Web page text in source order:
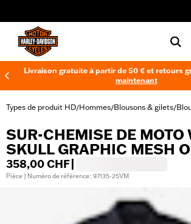
Livraison gratuite à partir de 50 € et retours
maintenant
Types de produit HD/Hommes/Blousons & gilets/
SUR-CHEMISE DE MOTO
SKULL GRAPHIC MESH
358,00 CHF
Pièce | Numéro de référence : 97135-25VM